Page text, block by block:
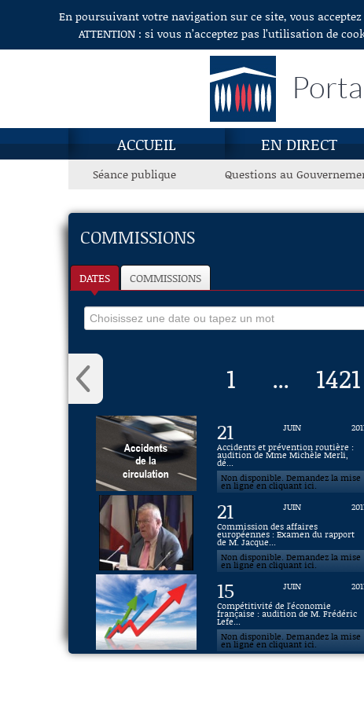
Aller au contenuEn poursuivant votre navigation sur ce site, vous
ATTENTION : si vous n’acceptez pas l’utilisation de
ACCUEIL EN DIRECT
Séance publique Questions au
COMMISSIONS
DATES COMMISSIONS
1 ... 1421
21 JUIN
Accidents et prévention routière :
audition de Mme Michèle Merli,
dé...
Non disponible. Demandez la mise
en ligne en cliquant ici.
21 JUIN
Commission des affaires
européennes : Examen du rapport
de M. Jacque...
Non disponible. Demandez la mise
en ligne en cliquant ici.
15 JUIN
Compétitivité de l'économie
française : audition de M. Frédéric
Lefe...
Non disponible. Demandez la mise
en ligne en cliquant ici.